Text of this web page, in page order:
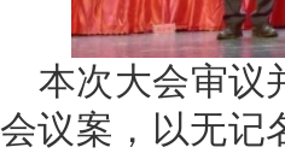
本次大会审议
会议案，以无记